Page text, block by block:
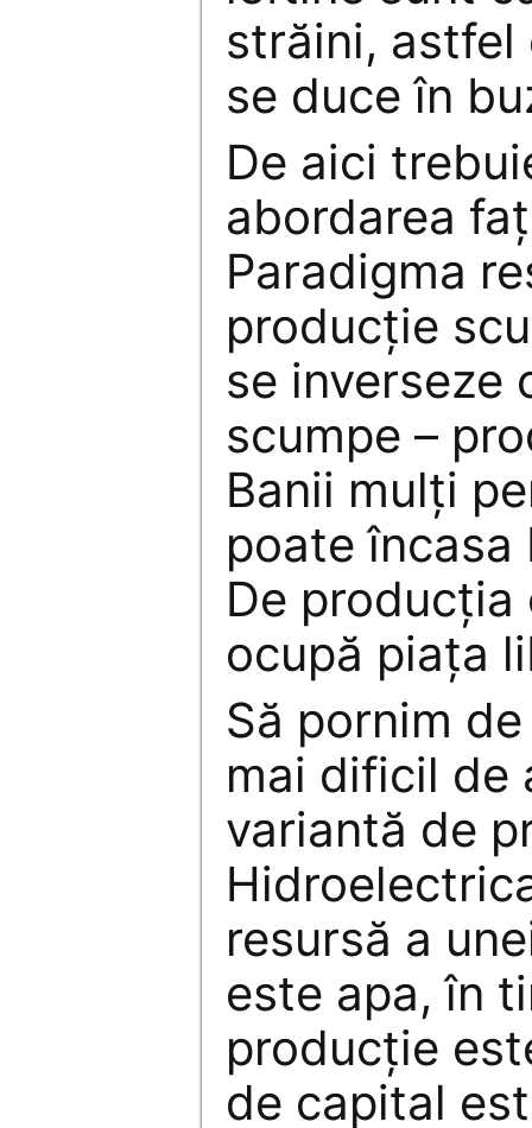
străini, astfel
se duce în
De aici
abordarea
Paradigma
producţie
se inverseze
scumpe –
Banii mulţi
poate
De
ocupă piaţa
Să pornim
mai dificil de
variantă de
resursă a
este apa, în
producţie
de capital